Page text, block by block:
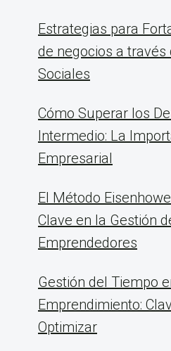
Estrategias para
de negocios a través
Sociales
Cómo Superar los
Intermedio: La
Empresarial
El Método
Clave en la Gestión
Emprendedores
Gestión del Tiempo
Emprendimiento:
Optimizar